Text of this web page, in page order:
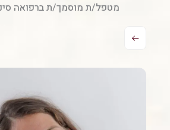
מטפל/ת מוסמך/ת ברפואה